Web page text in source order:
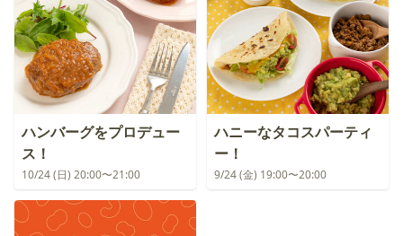
ハンバーグをプロデュー
ス！
10/24 (日) 20:00〜21:00
ハニーなタコスパーティ
ー！
9/24 (金) 19:00〜20:00